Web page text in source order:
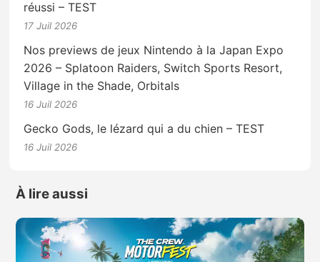
réussi – TEST
17 Juil 2026
Nos previews de jeux Nintendo à la Japan Expo
2026 – Splatoon Raiders, Switch Sports Resort,
Village in the Shade, Orbitals
16 Juil 2026
Gecko Gods, le lézard qui a du chien – TEST
16 Juil 2026
À lire aussi